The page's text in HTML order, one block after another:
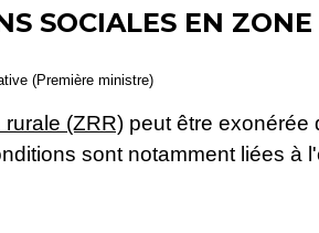
SOCIALES EN
(Première ministre)
(ZRR) peut être exonérée
sont notamment liées à